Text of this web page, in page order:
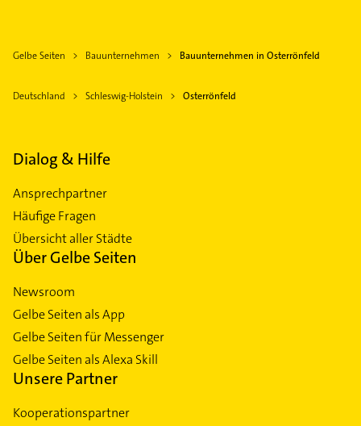
Gelbe Seiten Bauunternehmen Bauunternehmen in Osterrönfeld
Deutschland Schleswig-Holstein Osterrönfeld
Dialog & Hilfe
Ansprechpartner
Häufige Fragen
Übersicht aller Städte
Über Gelbe Seiten
Newsroom
Gelbe Seiten als App
Gelbe Seiten für Messenger
Gelbe Seiten als Alexa Skill
Unsere Partner
Kooperationspartner